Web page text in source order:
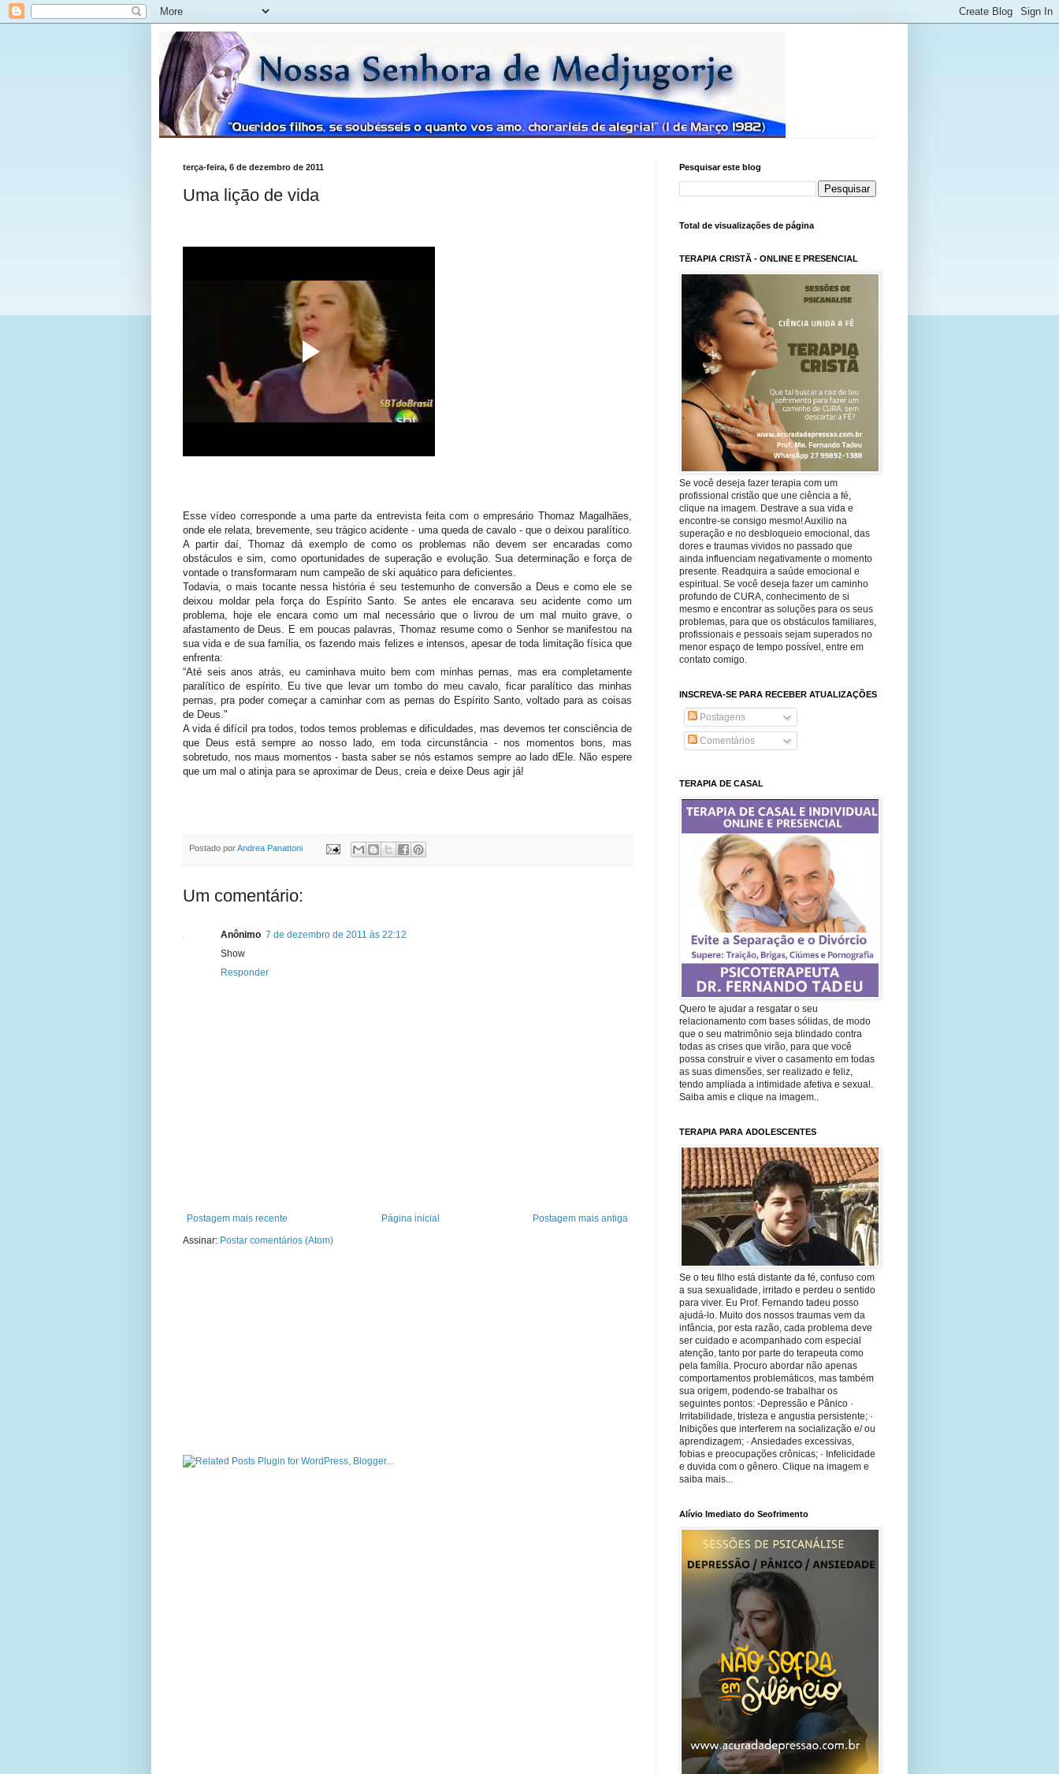
terça-feira, 6 de dezembro de 2011
Uma lição de vida
Esse vídeo correspondea uma parte da entrevista feita com o empresário Thomaz Magalhães,
onde ele relata, brevemente, seu trágico acidente - uma queda de cavalo - que o deixou paralítico.
A partir daí, Thomaz dá exemplo de como os problemas não devem ser encaradas como
obstáculos e sim, como oportunidades de superação e evolução. Sua determinação e força de
vontade o transformaram num campeão de ski aquático para deficientes.
Todavia, o mais tocante nessa história é seu testemunho de conversão a Deus e como ele se
deixou moldar pela força do Espírito Santo. Se antes ele encarava seu acidente como um
problema, hoje ele encara como um mal necessário que o livrou de um mal muito grave, o
afastamento de Deus. E em poucas palavras, Thomaz resume como o Senhor se manifestou na
sua vida e de sua família, os fazendo mais felizes e intensos, apesar de toda limitação física que
enfrenta:
“Até seis anos atrás, eu caminhava muito bem com minhas pernas, mas era completamente
paralítico de espírito. Eu tive que levar um tombo do meu cavalo, ficarparalítico das minhas
pernas, pra poder começar a caminhar com as pernas do Espírito Santo, voltado para as coisas
de Deus."
A vida é difícil pra todos, todos temos problemas e dificuldades, mas devemos ter consciência de
que Deus está sempre ao nosso lado, em todacircunstância- nos momentos bons, mas
sobretudo, nos maus momentos - basta saber se nós estamos sempre ao lado dEle. Não espere
que um mal o atinja para se aproximar de Deus, creia e deixe Deus agir já!
Postado porAndrea Panattoni
Um comentário:
Anônimo 7 de dezembro de 2011 às 22:12
Show
Responder
Postagem mais recente Postagem mais antiga
Página inicial
Assinar: Postar comentários (Atom)
Pesquisar este blog
Total de visualizações de página
TERAPIA CRISTÃ - ONLINE E PRESENCIAL
Se você deseja fazer terapia com um
profissional cristão que une ciência a fé,
clique na imagem. Destrave a sua vida e
encontre-se consigo mesmo! Auxilio na
superação e no desbloqueio emocional, das
dores e traumas vividos no passado que
ainda influenciam negativamente o momento
presente. Readquira a saúde emocional e
espiritual. Se você deseja fazer um caminho
profundo de CURA, conhecimento de si
mesmo e encontrar as soluções para os seus
problemas, para que os obstáculos familiares,
profissionais e pessoais sejam superados no
menor espaço de tempo possível, entre em
contato comigo.
INSCREVA-SE PARA RECEBER ATUALIZAÇÕES
Postagens
Comentários
TERAPIA DE CASAL
Quero te ajudar a resgatar o seu
relacionamento com bases sólidas, de modo
que o seu matrimônio seja blindado contra
todas as crises que virão, para que você
possa construir e viver o casamento em todas
as suas dimensões, ser realizado e feliz,
tendo ampliada a intimidade afetiva e sexual.
Saiba amis e clique na imagem..
TERAPIA PARA ADOLESCENTES
Se o teu filho está distante da fé, confuso com
a sua sexualidade, irritado e perdeu o sentido
para viver. Eu Prof. Fernando tadeu posso
ajudá-lo. Muito dos nossos traumas vem da
infância, por esta razão, cada problema deve
ser cuidado e acompanhado com especial
atenção, tanto por parte do terapeuta como
pela família. Procuro abordar não apenas
comportamentos problemáticos, mas também
sua origem, podendo-se trabalhar os
seguintes pontos: -Depressão e Pânico ·
Irritabilidade, tristeza e angustia persistente; ·
Inibições que interferem na socialização e/ ou
aprendizagem; · Ansiedades excessivas,
fobias e preocupações crônicas; · Infelicidade
e duvida com o gênero. Clique na imagem e
saiba mais...
Alívio Imediato do Seofrimento